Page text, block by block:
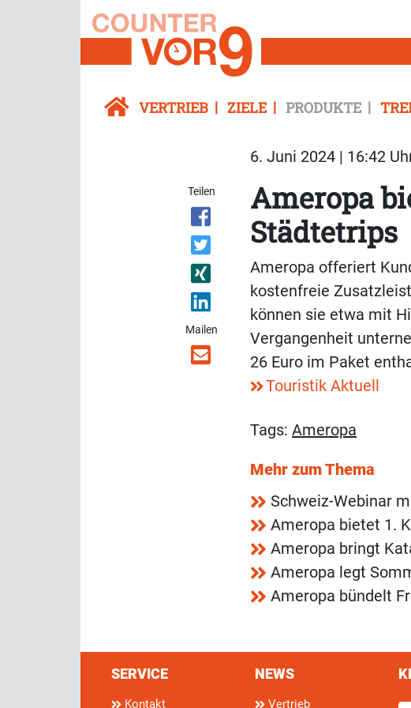
VERTRIEB ZIELE PRODUKTE
6. Juni 2024 | 16:42
Teilen
Mailen
Ameropa
Städtetrips
Ameropa offeriert
kostenfreie
können sie etwa mit
Vergangenheit
26 Euro im Paket
Touristik Aktuell
Tags: Ameropa
Mehr zum Thema
Schweiz-Webinar
Ameropa bietet 1.
Ameropa bringt
Ameropa legt
Ameropa bündelt
SERVICE
Kontakt
NEWS
Vertrieb